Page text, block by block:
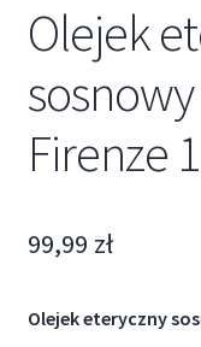
Olejek
Firenze
99,99 zł
Olejek eteryczny